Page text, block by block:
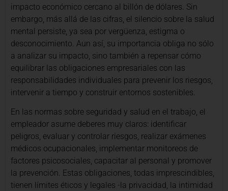
impacto económico cercano al billón de dólares. Sin
embargo, más allá de las cifras, el silencio sobre la salud
mental persiste, ya sea por vergüenza, estigma o
desconocimiento. Aun así, su importancia obliga no sólo
a analizar su impacto, sino también a repensar cómo
equilibrar las obligaciones empresariales con las
responsabilidades individuales para prevenir los riesgos,
intervenir a tiempo y construir entornos sostenibles.
En las normas sobre seguridad y salud en el trabajo, el
empleador asume deberes muy claros: identificar
peligros, evaluar y controlar riesgos, realizar exámenes
médicos ocupacionales, implementar monitoreos de
factores psicosociales, capacitar al personal y promover
la prevención. Estas obligaciones, todas imprescindibles,
tienen límites éticos y legales -la privacidad, la intimidad